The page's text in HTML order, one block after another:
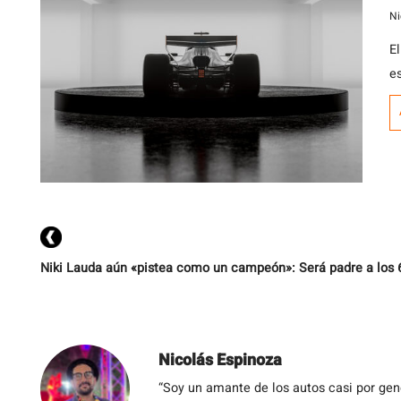
Niki Lauda aún «pistea como un campeón»: Será padre a los
Nicolás Espinoza
“Soy un amante de los autos casi por